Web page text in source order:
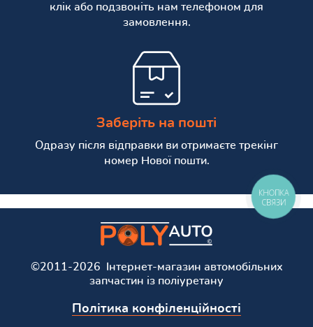
клік або подзвоніть нам телефоном для
замовлення.
Заберіть на пошті
Одразу після відправки ви отримаєте трекінг
номер Нової пошти.
©2011-2026 Інтернет-магазин автомобільних
запчастин із поліуретану
Політика конфіленційності
КНОПКА
СВЯЗИ